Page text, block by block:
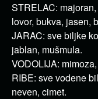
STRELAC:
lovor, bukva, jasen,
JARAC: sve biljke
jablan, mušmula.
VODOLIJA:
RIBE: sve vodene
neven, cimet.